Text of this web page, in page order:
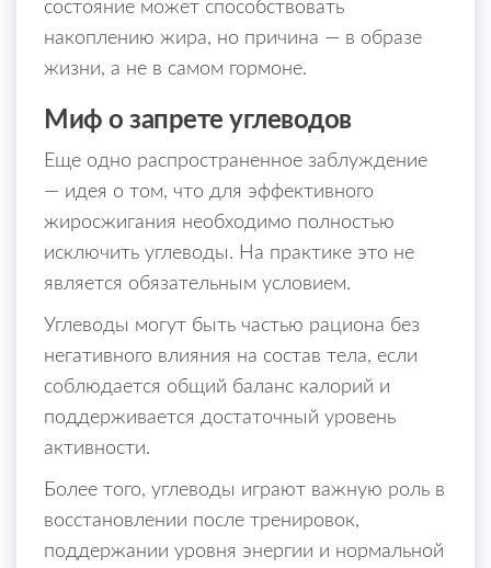
состояние может способствовать
накоплению жира, но причина — в образе
жизни, а не в самом гормоне.
Миф о запрете углеводов
Еще одно распространенное заблуждение
— идея о том, что для эффективного
жиросжигания необходимо полностью
исключить углеводы. На практике это не
является обязательным условием.
Углеводы могут быть частью рациона без
негативного влияния на состав тела, если
соблюдается общий баланс калорий и
поддерживается достаточный уровень
активности.
Более того, углеводы играют важную роль в
восстановлении после тренировок,
поддержании уровня энергии и нормальной